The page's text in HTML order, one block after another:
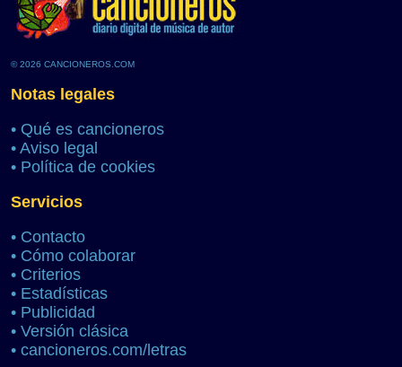
© 2026 CANCIONEROS.COM
Notas legales
• Qué es cancioneros
• Aviso legal
• Política de cookies
Servicios
• Contacto
• Cómo colaborar
• Criterios
• Estadísticas
• Publicidad
• Versión clásica
• cancioneros.com/letras